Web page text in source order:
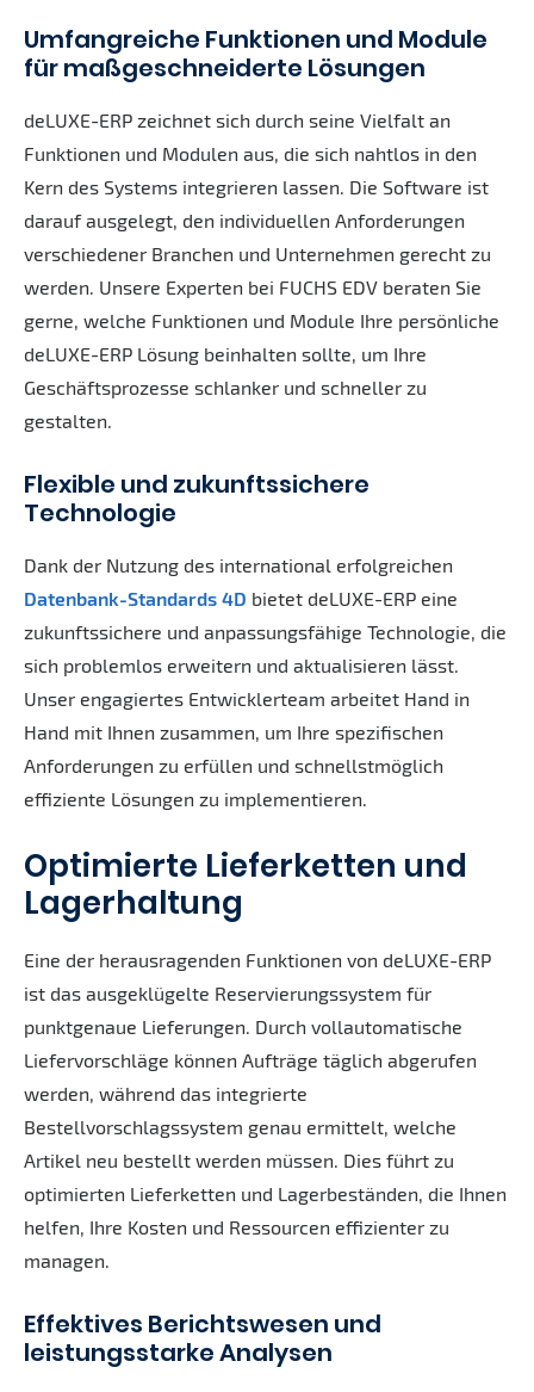
Umfangreiche Funktionen und Module
für maßgeschneiderte Lösungen
deLUXE-ERP zeichnet sich durch seine Vielfalt an
Funktionen und Modulen aus, die sich nahtlos in den
Kern des Systems integrieren lassen. Die Software ist
darauf ausgelegt, den individuellen Anforderungen
verschiedener Branchen und Unternehmen gerecht zu
werden. Unsere Experten bei FUCHS EDV beraten Sie
gerne, welche Funktionen und Module Ihre persönliche
deLUXE-ERP Lösung beinhalten sollte, um Ihre
Geschäftsprozesse schlanker und schneller zu
gestalten.
Flexible und zukunftssichere
Technologie
Dank der Nutzung des international erfolgreichen
Datenbank-Standards 4D bietet deLUXE-ERP eine
zukunftssichere und anpassungsfähige Technologie, die
sich problemlos erweitern und aktualisieren lässt.
Unser engagiertes Entwicklerteam arbeitet Hand in
Hand mit Ihnen zusammen, um Ihre spezifischen
Anforderungen zu erfüllen und schnellstmöglich
effiziente Lösungen zu implementieren.
Optimierte Lieferketten und
Lagerhaltung
Eine der herausragenden Funktionen von deLUXE-ERP
ist das ausgeklügelte Reservierungssystem für
punktgenaue Lieferungen. Durch vollautomatische
Liefervorschläge können Aufträge täglich abgerufen
werden, während das integrierte
Bestellvorschlagssystem genau ermittelt, welche
Artikel neu bestellt werden müssen. Dies führt zu
optimierten Lieferketten und Lagerbeständen, die Ihnen
helfen, Ihre Kosten und Ressourcen effizienter zu
managen.
Effektives Berichtswesen und
leistungsstarke Analysen